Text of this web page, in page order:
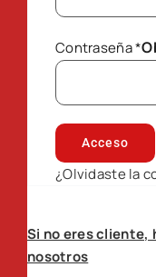
Contraseña*
Acceso
¿Olvidaste la
Si no eres cliente,
nosotros